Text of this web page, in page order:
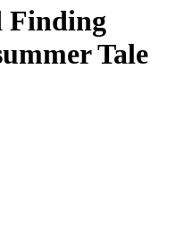
Finding
Tale